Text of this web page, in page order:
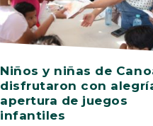
Niños y niñas de
disfrutaron con
apertura de juegos
infantiles